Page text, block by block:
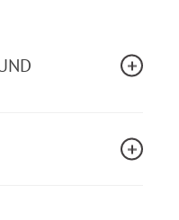
und
nachhaltigen
sicher.
Sichtbarkeit